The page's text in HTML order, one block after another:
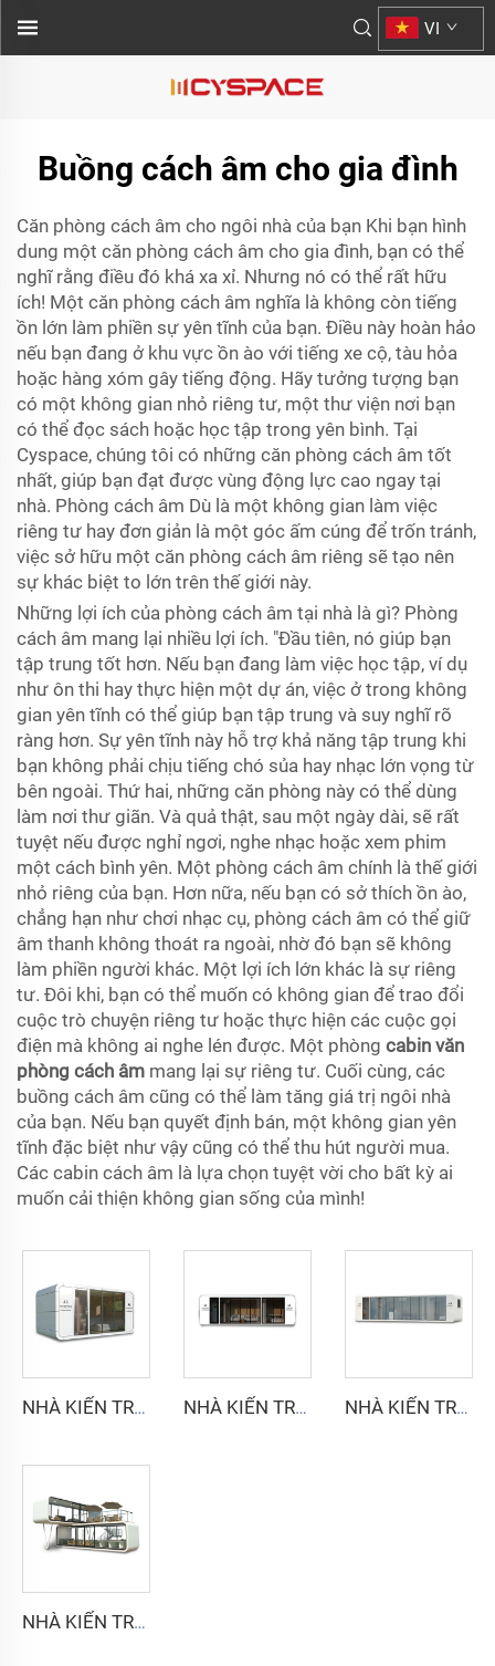
VI
Buồng cách âm cho gia đình
Căn phòng cách âm cho ngôi nhà của bạn Khi bạn hình
dung một căn phòng cách âm cho gia đình, bạn có thể
nghĩ rằng điều đó khá xa xỉ. Nhưng nó có thể rất hữu
ích! Một căn phòng cách âm nghĩa là không còn tiếng
ồn lớn làm phiền sự yên tĩnh của bạn. Điều này hoàn hảo
nếu bạn đang ở khu vực ồn ào với tiếng xe cộ, tàu hỏa
hoặc hàng xóm gây tiếng động. Hãy tưởng tượng bạn
có một không gian nhỏ riêng tư, một thư viện nơi bạn
có thể đọc sách hoặc học tập trong yên bình. Tại
Cyspace, chúng tôi có những căn phòng cách âm tốt
nhất, giúp bạn đạt được vùng động lực cao ngay tại
nhà. Phòng cách âm Dù là một không gian làm việc
riêng tư hay đơn giản là một góc ấm cúng để trốn tránh,
việc sở hữu một căn phòng cách âm riêng sẽ tạo nên
sự khác biệt to lớn trên thế giới này.
Những lợi ích của phòng cách âm tại nhà là gì? Phòng
cách âm mang lại nhiều lợi ích. "Đầu tiên, nó giúp bạn
tập trung tốt hơn. Nếu bạn đang làm việc học tập, ví dụ
như ôn thi hay thực hiện một dự án, việc ở trong không
gian yên tĩnh có thể giúp bạn tập trung và suy nghĩ rõ
ràng hơn. Sự yên tĩnh này hỗ trợ khả năng tập trung khi
bạn không phải chịu tiếng chó sủa hay nhạc lớn vọng từ
bên ngoài. Thứ hai, những căn phòng này có thể dùng
làm nơi thư giãn. Và quả thật, sau một ngày dài, sẽ rất
tuyệt nếu được nghỉ ngơi, nghe nhạc hoặc xem phim
một cách bình yên. Một phòng cách âm chính là thế giới
nhỏ riêng của bạn. Hơn nữa, nếu bạn có sở thích ồn ào,
chẳng hạn như chơi nhạc cụ, phòng cách âm có thể giữ
âm thanh không thoát ra ngoài, nhờ đó bạn sẽ không
làm phiền người khác. Một lợi ích lớn khác là sự riêng
tư. Đôi khi, bạn có thể muốn có không gian để trao đổi
cuộc trò chuyện riêng tư hoặc thực hiện các cuộc gọi
điện mà không ai nghe lén được. Một phòng cabin văn
phòng cách âm mang lại sự riêng tư. Cuối cùng, các
buồng cách âm cũng có thể làm tăng giá trị ngôi nhà
của bạn. Nếu bạn quyết định bán, một không gian yên
tĩnh đặc biệt như vậy cũng có thể thu hút người mua.
Các cabin cách âm là lựa chọn tuyệt vời cho bất kỳ ai
muốn cải thiện không gian sống của mình!
NHÀ KIẾN TRÚC NHÂN QUẢ - Dòng Cyspace A6 NHÀ KIẾN TRÚC NHÂN QUẢ - Dòng Cyspace A9 NHÀ KIẾN TRÚC NHÂN QUẢ - Dòng Cyspace A12
NHÀ KIẾN TRÚC NHÂN QUẢ - Dòng hai tầng